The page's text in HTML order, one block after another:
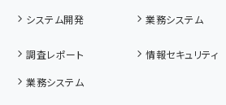
システム開発 業務システム
調査レポート
情報セキュリティ
業務システム